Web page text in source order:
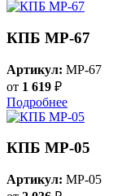
КПБ MP-67
Артикул: MP-67
от 1 619 ₽
Подробнее
КПБ MP-05
Артикул: MP-05